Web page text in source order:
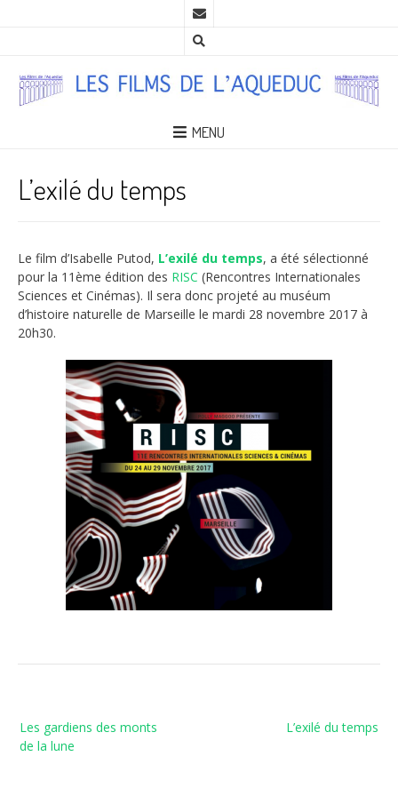
MENU
L’exilé du temps
Le film d’Isabelle Putod, L’exilé du temps, a été sélectionné
pour la 11ème édition des RISC (Rencontres Internationales
Sciences et Cinémas). Il sera donc projeté au muséum
d’histoire naturelle de Marseille le mardi 28 novembre 2017 à
20h30.
de
l’article
L’exilé du temps
Les gardiens des monts
de la lune